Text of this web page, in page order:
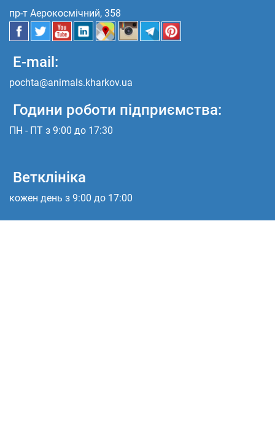
пр-т Аерокосмічний, 358
E-mail:
pochta@animals.kharkov.ua
Години роботи підприємства:
ПН - ПТ з 9:00 до 17:30
Ветклініка
кожен день з 9:00 до 17:00